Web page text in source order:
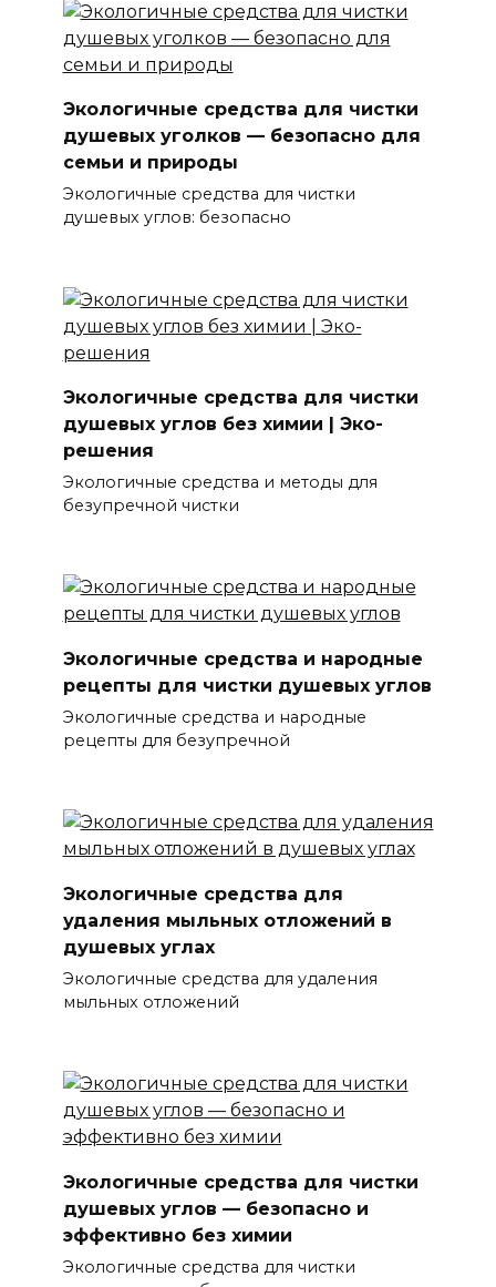
Экологичные средства для чистки
душевых уголков — безопасно для
семьи и природы
Экологичные средства для чистки
душевых углов: безопасно
Экологичные средства для чистки
душевых углов без химии | Эко-
решения
Экологичные средства и методы для
безупречной чистки
Экологичные средства и народные
рецепты для чистки душевых углов
Экологичные средства и народные
рецепты для безупречной
Экологичные средства для
удаления мыльных отложений в
душевых углах
Экологичные средства для удаления
мыльных отложений
Экологичные средства для чистки
душевых углов — безопасно и
эффективно без химии
Экологичные средства для чистки